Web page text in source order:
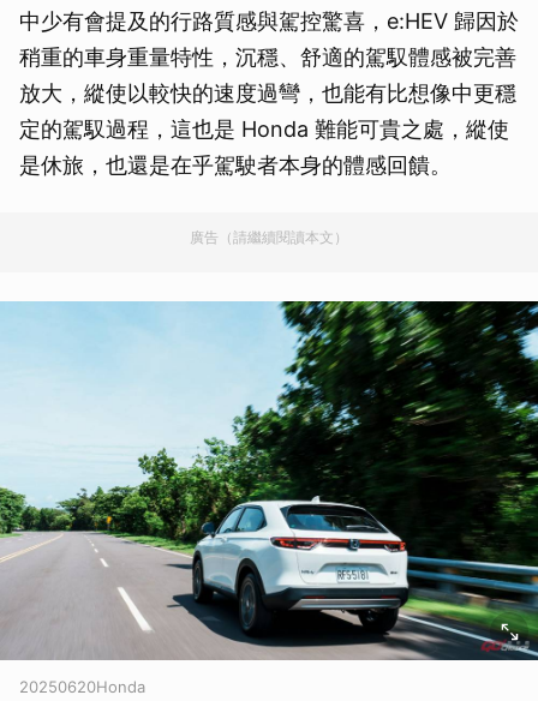
中少有會提及的行路質感與駕控驚喜，e:HEV 歸因於
稍重的車身重量特性，沉穩、舒適的駕馭體感被完善
放大，縱使以較快的速度過彎，也能有比想像中更穩
定的駕馭過程，這也是 Honda 難能可貴之處，縱使
是休旅，也還是在乎駕駛者本身的體感回饋。
廣告（請繼續閱讀本文）
20250620Honda